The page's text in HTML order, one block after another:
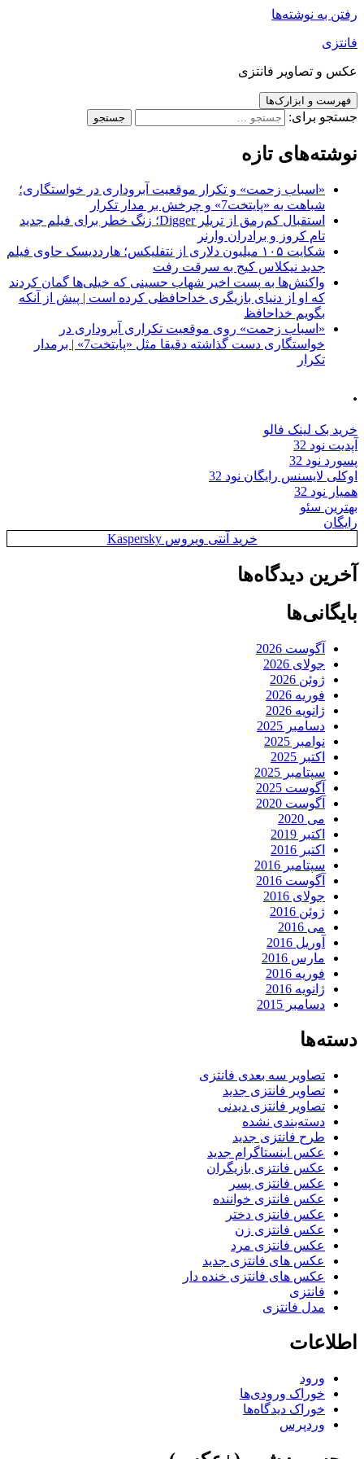
رفتن به نوشته‌ها
فانتزی
عکس و تصاویر فانتزی
فهرست و ابزارک‌ها
جستجو برای:
نوشته‌های تازه
«اسباب زحمت» و تکرار موقعیت آبروداری در خواستگاری؛
شباهت به «پایتخت7» و چرخش بر مدار تکرار
استقبال کم‌رمق از تریلر Digger؛ زنگ خطر برای فیلم جدید
تام کروز و برادران وارنر
شکایت ۱۰۵ میلیون دلاری از نتفلیکس؛ هارددیسک حاوی فیلم
جدید نیکلاس کیج به سرقت رفت
واکنش‌ها به پست اخیر شهاب حسینی که خیلی‌ها گمان کردند
که او از دنیای بازیگری خداحافظی کرده است | پیش از آنکه
بگویم خداحافظ
«اسباب زحمت» روی موقعیت تکراری آبروداری در
خواستگاری دست گذاشته دقیقا مثل «پایتخت7» | برمدار
تکرار
.
خرید بک لینک فالو
آپدیت نود 32
پسورد نود 32
اوکلی لایسنس رایگان نود 32
همیار نود 32
بهترین سئو
رایگان
خرید آنتی ویروس Kaspersky
آخرین دیدگاه‌ها
بایگانی‌ها
آگوست 2026
جولای 2026
ژوئن 2026
فوریه 2026
ژانویه 2026
دسامبر 2025
نوامبر 2025
اکتبر 2025
سپتامبر 2025
آگوست 2025
آگوست 2020
می 2020
اکتبر 2019
اکتبر 2016
سپتامبر 2016
آگوست 2016
جولای 2016
ژوئن 2016
می 2016
آوریل 2016
مارس 2016
فوریه 2016
ژانویه 2016
دسامبر 2015
دسته‌ها
تصاویر سه بعدی فانتزی
تصاویر فانتزی جدید
تصاویر فانتزی دیدنی
دسته‌بندی نشده
طرح فانتزی جدید
عکس اینستاگرام جدید
عکس فانتزی بازیگران
عکس فانتزی پسر
عکس فانتزی خواننده
عکس فانتزی دختر
عکس فانتزی زن
عکس فانتزی مرد
عکس های فانتزی جدید
عکس های فانتزی خنده دار
فانتزی
مدل فانتزی
اطلاعات
ورود
خوراک ورودی‌ها
خوراک دیدگاه‌ها
وردپرس